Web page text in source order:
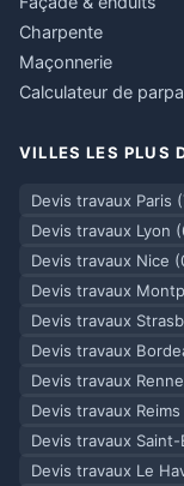
Charpente
Maçonnerie
Calculateur de
VILLES LES PLUS
Devis travaux Paris
Devis travaux Lyon
Devis travaux Nice
Devis travaux
Devis travaux
Devis travaux
Devis travaux
Devis travaux Reims
Devis travaux
Devis travaux Le